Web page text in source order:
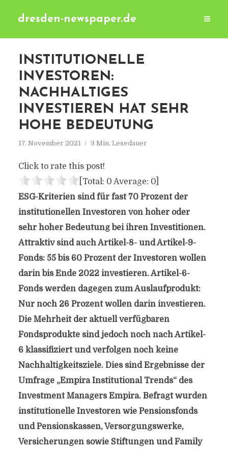
dresden-newspaper.de
INSTITUTIONELLE
INVESTOREN:
NACHHALTIGES
INVESTIEREN HAT SEHR
HOHE BEDEUTUNG
17. November 2021 3 Min. Lesedauer
Click to rate this post!
[Total: 0 Average: 0]
ESG-Kriterien sind für fast 70 Prozent der
institutionellen Investoren von hoher oder
sehr hoher Bedeutung bei ihren Investitionen.
Attraktiv sind auch Artikel-8- und Artikel-9-
Fonds: 55 bis 60 Prozent der Investoren wollen
darin bis Ende 2022 investieren. Artikel-6-
Fonds werden dagegen zum Auslaufprodukt:
Nur noch 26 Prozent wollen darin investieren.
Die Mehrheit der aktuell verfügbaren
Fondsprodukte sind jedoch noch nach Artikel-
6 klassifiziert und verfolgen noch keine
Nachhaltigkeitsziele. Dies sind Ergebnisse der
Umfrage „Empira Institutional Trends“ des
Investment Managers Empira. Befragt wurden
institutionelle Investoren wie Pensionsfonds
und Pensionskassen, Versorgungswerke,
Versicherungen sowie Stiftungen und Family